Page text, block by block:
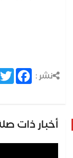
نشر :
أخبار ذات